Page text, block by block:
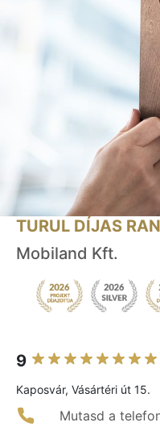
TURUL DÍJAS
Mobiland Kft.
9
Kaposvár, Vásártéri út 15.
Mutasd a